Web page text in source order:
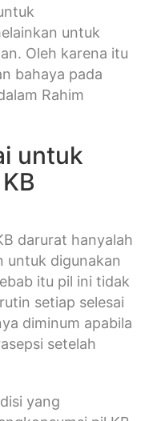
untuk
Oleh karena itu
bahaya pada
Rahim
untuk
darurat hanyalah
untuk digunakan
itu pil ini tidak
setiap selesai
diminum apabila
setelah
yang